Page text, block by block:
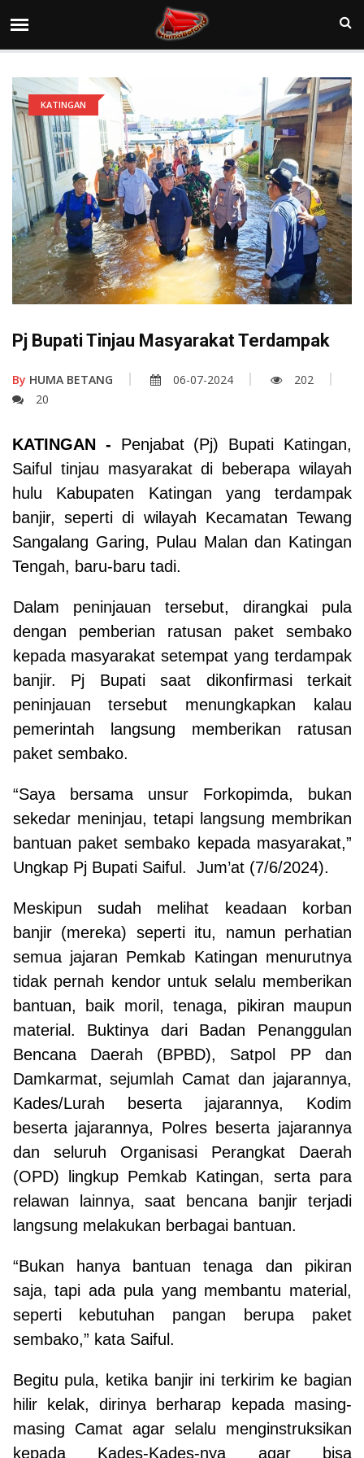
KATINGAN
Pj Bupati Tinjau Masyarakat Terdampak
By HUMA BETANG 06-07-2024
202
20
KATINGAN - Penjabat (Pj) Bupati Katingan,
Saiful tinjau masyarakat di beberapa wilayah
hulu Kabupaten Katingan yang terdampak
banjir, seperti di wilayah Kecamatan Tewang
Sangalang Garing, Pulau Malan dan Katingan
Tengah, baru-baru tadi.
Dalam peninjauan tersebut, dirangkai pula
dengan pemberian ratusan paket sembako
kepada masyarakat setempat yang terdampak
banjir. Pj Bupati saat dikonfirmasi terkait
peninjauan tersebut menungkapkan kalau
pemerintah langsung memberikan ratusan
paket sembako.
“Saya bersama unsur Forkopimda, bukan
sekedar meninjau, tetapi langsung membrikan
bantuan paket sembako kepada masyarakat,”
Ungkap Pj Bupati Saiful. Jum’at (7/6/2024).
Meskipun sudah melihat keadaan korban
banjir (mereka) seperti itu, namun perhatian
semua jajaran Pemkab Katingan menurutnya
tidak pernah kendor untuk selalu memberikan
bantuan, baik moril, tenaga, pikiran maupun
material. Buktinya dari Badan Penanggulan
Bencana Daerah (BPBD), Satpol PP dan
Damkarmat, sejumlah Camat dan jajarannya,
Kades/Lurah beserta jajarannya, Kodim
beserta jajarannya, Polres beserta jajarannya
dan seluruh Organisasi Perangkat Daerah
(OPD) lingkup Pemkab Katingan, serta para
relawan lainnya, saat bencana banjir terjadi
langsung melakukan berbagai bantuan.
“Bukan hanya bantuan tenaga dan pikiran
saja, tapi ada pula yang membantu material,
seperti kebutuhan pangan berupa paket
sembako,” kata Saiful.
Begitu pula, ketika banjir ini terkirim ke bagian
hilir kelak, dirinya berharap kepada masing-
masing Camat agar selalu menginstruksikan
kepada Kades-Kades-nya agar bisa